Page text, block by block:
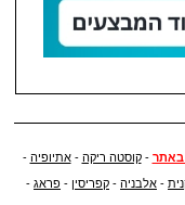
באתר -קוסטה ריקה -אתיופיה -
- אלבניה - קפריסין - פראג -